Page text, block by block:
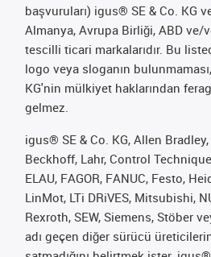
başvuruları) igus® SE & Co. KG
Almanya, Avrupa Birliği, ABD ve/
tescilli ticari markalarıdır. Bu
logo veya sloganın
KG'nin mülkiyet haklarından
gelmez.
igus® SE & Co. KG, Allen
Beckhoff, Lahr, Control
ELAU, FAGOR, FANUC, Festo,
LinMot, LTi DRiVES, Mitsubishi,
Rexroth, SEW, Siemens, Stöber
adı geçen diğer sürücü